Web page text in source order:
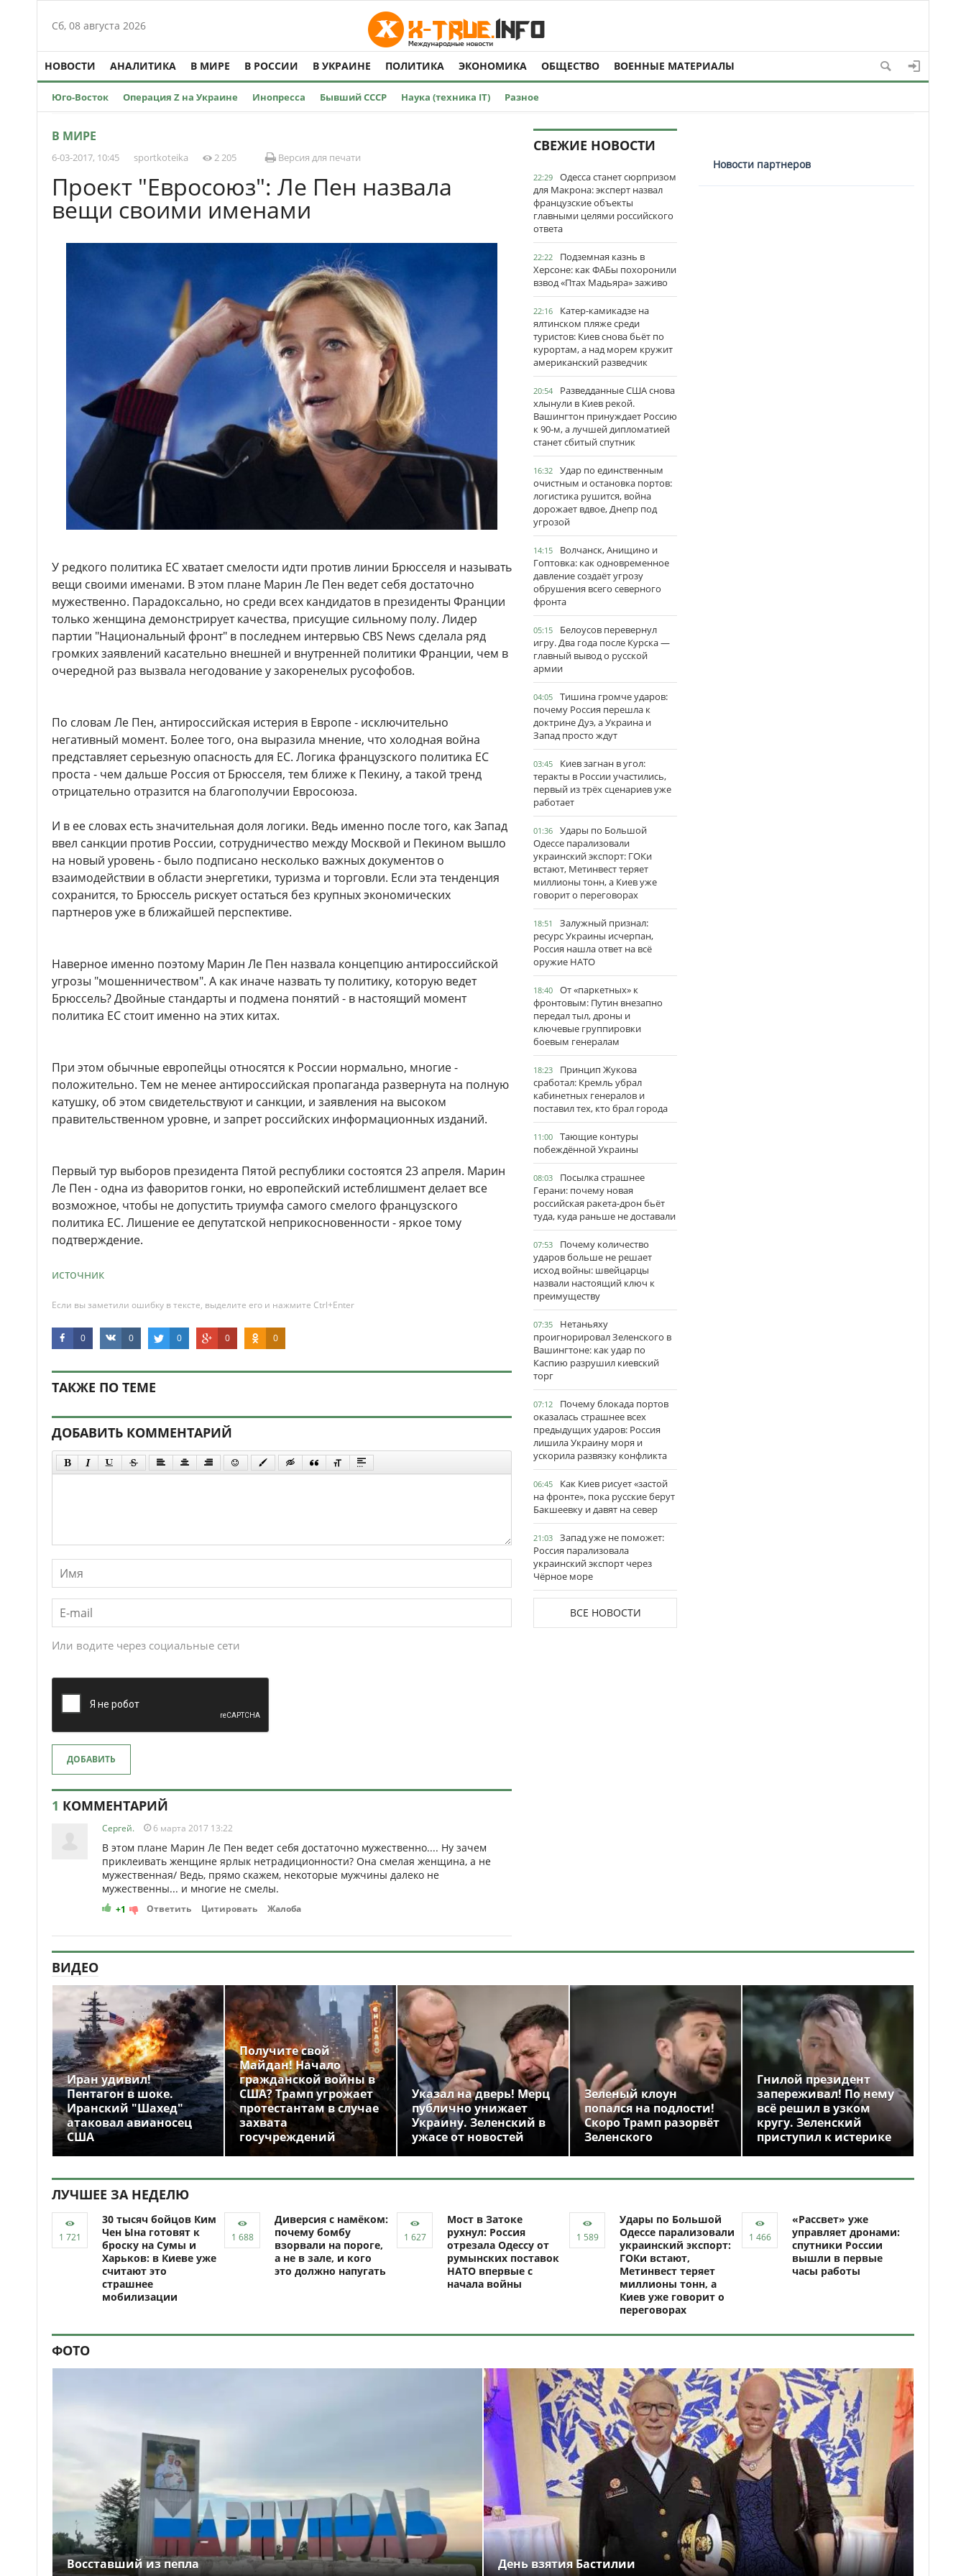
Сб, 08 августа 2026
НОВОСТИ АНАЛИТИКА В МИРЕ В РОССИИ В УКРАИНЕ ПОЛИТИКА ЭКОНОМИКА ОБЩЕСТВО ВОЕННЫЕ МАТЕРИАЛЫ
Юго-Восток Операция Z на Украине Инопресса Бывший СССР Наука (техника IT) Разное
В МИРЕ
6-03-2017, 10:45 sportkoteika 2 205 Версия для печати
Проект "Евросоюз": Ле Пен назвала
вещи своими именами
У редкого политика ЕС хватает смелости идти против линии Брюсселя и называть
вещи своими именами. В этом плане Марин Ле Пен ведет себя достаточно
мужественно. Парадоксально, но среди всех кандидатов в президенты Франции
только женщина демонстрирует качества, присущие сильному полу. Лидер
партии "Национальный фронт" в последнем интервью CBS News сделала ряд
громких заявлений касательно внешней и внутренней политики Франции, чем в
очередной раз вызвала негодование у закоренелых русофобов.
По словам Ле Пен, антироссийская истерия в Европе - исключительно
негативный момент. Более того, она выразила мнение, что холодная война
представляет серьезную опасность для ЕС. Логика французского политика ЕС
проста - чем дальше Россия от Брюсселя, тем ближе к Пекину, а такой тренд
отрицательно отразится на благополучии Евросоюза.
И в ее словах есть значительная доля логики. Ведь именно после того, как Запад
ввел санкции против России, сотрудничество между Москвой и Пекином вышло
на новый уровень - было подписано несколько важных документов о
взаимодействии в области энергетики, туризма и торговли. Если эта тенденция
сохранится, то Брюссель рискует остаться без крупных экономических
партнеров уже в ближайшей перспективе.
Наверное именно поэтому Марин Ле Пен назвала концепцию антироссийской
угрозы "мошенничеством". А как иначе назвать ту политику, которую ведет
Брюссель? Двойные стандарты и подмена понятий - в настоящий момент
политика ЕС стоит именно на этих китах.
При этом обычные европейцы относятся к России нормально, многие -
положительно. Тем не менее антироссийская пропаганда развернута на полную
катушку, об этом свидетельствуют и санкции, и заявления на высоком
правительственном уровне, и запрет российских информационных изданий.
Первый тур выборов президента Пятой республики состоятся 23 апреля. Марин
Ле Пен - одна из фаворитов гонки, но европейский истеблишмент делает все
возможное, чтобы не допустить триумфа самого смелого французского
политика ЕС. Лишение ее депутатской неприкосновенности - яркое тому
подтверждение.
источник
Если вы заметили ошибку в тексте, выделите его и нажмите Ctrl+Enter
0 0 0 0 0
ТАКЖЕ ПО ТЕМЕ
ДОБАВИТЬ КОММЕНТАРИЙ
Или водите через социальные сети
ДОБАВИТЬ
1 КОММЕНТАРИЙ
Сергей. 6 марта 2017 13:22
В этом плане Марин Ле Пен ведет себя достаточно мужественно.... Ну зачем
приклеивать женщине ярлык нетрадиционности? Она смелая женщина, а не
мужественная/ Ведь, прямо скажем, некоторые мужчины далеко не
мужественны... и многие не смелы.
+1 Ответить Цитировать Жалоба
СВЕЖИЕ НОВОСТИ
22:29
Одесса станет сюрпризом
для Макрона: эксперт назвал
французские объекты
главными целями российского
ответа
22:22
Подземная казнь в
Херсоне: как ФАБы похоронили
взвод «Птах Мадьяра» заживо
22:16
Катер-камикадзе на
ялтинском пляже среди
туристов: Киев снова бьёт по
курортам, а над морем кружит
американский разведчик
20:54
Разведданные США снова
хлынули в Киев рекой.
Вашингтон принуждает Россию
к 90-м, а лучшей дипломатией
станет сбитый спутник
16:32
Удар по единственным
очистным и остановка портов:
логистика рушится, война
дорожает вдвое, Днепр под
угрозой
14:15
Волчанск, Анищино и
Гоптовка: как одновременное
давление создаёт угрозу
обрушения всего северного
фронта
05:15
Белоусов перевернул
игру. Два года после Курска —
главный вывод о русской
армии
04:05
Тишина громче ударов:
почему Россия перешла к
доктрине Дуэ, а Украина и
Запад просто ждут
03:45
Киев загнан в угол:
теракты в России участились,
первый из трёх сценариев уже
работает
01:36
Удары по Большой
Одессе парализовали
украинский экспорт: ГОКи
встают, Метинвест теряет
миллионы тонн, а Киев уже
говорит о переговорах
18:51
Залужный признал:
ресурс Украины исчерпан,
Россия нашла ответ на всё
оружие НАТО
18:40
От «паркетных» к
фронтовым: Путин внезапно
передал тыл, дроны и
ключевые группировки
боевым генералам
18:23
Принцип Жукова
сработал: Кремль убрал
кабинетных генералов и
поставил тех, кто брал города
11:00
Тающие контуры
побеждённой Украины
08:03
Посылка страшнее
Герани: почему новая
российская ракета-дрон бьёт
туда, куда раньше не доставали
07:53
Почему количество
ударов больше не решает
исход войны: швейцарцы
назвали настоящий ключ к
преимуществу
07:35
Нетаньяху
проигнорировал Зеленского в
Вашингтоне: как удар по
Каспию разрушил киевский
торг
07:12
Почему блокада портов
оказалась страшнее всех
предыдущих ударов: Россия
лишила Украину моря и
ускорила развязку конфликта
06:45
Как Киев рисует «застой
на фронте», пока русские берут
Бакшеевку и давят на север
21:03
Запад уже не поможет:
Россия парализовала
украинский экспорт через
Чёрное море
ВСЕ НОВОСТИ
Новости партнеров
ВИДЕО
Иран удивил!
Пентагон в шоке.
Иранский "Шахед"
атаковал авианосец
США
Получите свой
Майдан! Начало
гражданской войны в
США? Трамп угрожает
протестантам в случае
захвата
госучреждений
Указал на дверь! Мерц
публично унижает
Украину. Зеленский в
ужасе от новостей
Зеленый клоун
попался на подлости!
Скоро Трамп разорвёт
Зеленского
Гнилой президент
запереживал! По нему
всё решил в узком
кругу. Зеленский
приступил к истерике
ЛУЧШЕЕ ЗА НЕДЕЛЮ
30 тысяч бойцов Ким
Чен Ына готовят к
броску на Сумы и
Харьков: в Киеве уже
считают это
страшнее
мобилизации
Диверсия с намёком:
почему бомбу
взорвали на пороге,
а не в зале, и кого
это должно напугать
Мост в Затоке
рухнул: Россия
отрезала Одессу от
румынских поставок
НАТО впервые с
начала войны
Удары по Большой
Одессе парализовали
украинский экспорт:
ГОКи встают,
Метинвест теряет
миллионы тонн, а
Киев уже говорит о
переговорах
«Рассвет» уже
управляет дронами:
спутники России
вышли в первые
часы работы
ФОТО
Восставший из пепла День взятия Бастилии